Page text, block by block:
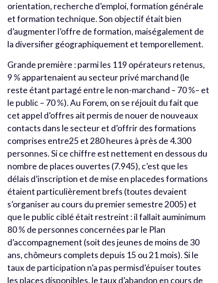
orientation, recherche d’emploi, formation générale
et formation technique. Son objectif était bien
d’augmenter l’offre de formation, maiségalement de
la diversifier géographiquement et temporellement.
Grande première : parmi les 119 opérateurs retenus,
9 % appartenaient au secteur privé marchand (le
reste étant partagé entre le non-marchand – 70 %– et
le public – 70 %). Au Forem, on se réjouit du fait que
cet appel d’offres ait permis de nouer de nouveaux
contacts dans le secteur et d’offrir des formations
comprises entre25 et 280 heures à près de 4.300
personnes. Si ce chiffre est nettement en dessous du
nombre de places ouvertes (7.945), c’est que les
délais d’inscription et de mise en placedes formations
étaient particulièrement brefs (toutes devaient
s’organiser au cours du premier semestre 2005) et
que le public ciblé était restreint : il fallait auminimum
80 % de personnes concernées par le Plan
d’accompagnement (soit des jeunes de moins de 30
ans, chômeurs complets depuis 15 ou 21 mois). Si le
taux de participation n’a pas permisd’épuiser toutes
les places disponibles, le taux d’abandon en cours de